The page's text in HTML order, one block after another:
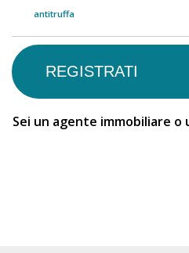
antitruffa
Sei un agente immobiliare